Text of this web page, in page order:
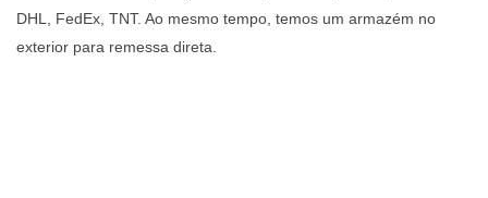
DHL, FedEx, TNT. Ao mesmo tempo, temos um armazém no
exterior para remessa direta.